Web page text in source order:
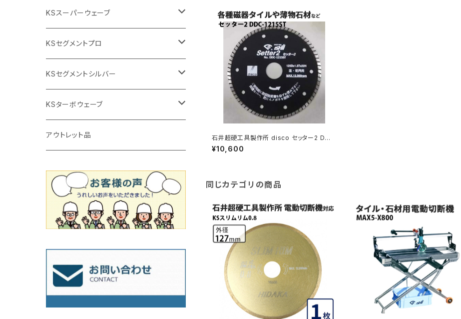
石井超硬工具製作所 disco セッター2 DDC
-1215ST ダイヤモンドホイール 外径125m
m≪メーカー直送≫ DDC-1215ST
¥10,600
同じカテゴリの商品
ダイヤモンドホイール
穴あけ用工具
タイルニッパー
プロ用鏝（こて）
吸着盤
その他
タイル針
高速回転
撹拌羽根
撹拌軸
押し切り（手動切断機
押し切り替え刃（手動切断機替え刃
タイル針
その他
電動工具
電動切断機
タイルパッチ（ビブラート
KSスーパーウェーブ
105mm（4インチ）
125ｍｍ（5インチ）
KSセグメントプロ
105mm（4インチ）
通常品
ビス穴付き
125mm（5インチ）
通常品
オフセットタイプ（ハットタイプ
150ｍｍ（6インチ）
205ｍｍ（8インチ）
230mm（9インチ）
KSセグメントシルバー
105mm（4インチ）
125mm（5インチ）
180mm（7インチ）
205mm（8インチ）
KSターボウェーブ
105mm（4インチ）
150ｍｍ（6インチ）
180ｍｍ（7インチ）
230ｍｍ（9インチ）
アウトレット品